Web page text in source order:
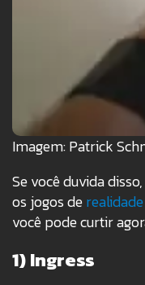
Imagem: Patrick
Se você duvida
os jogos de
você pode curtir
1) Ingress